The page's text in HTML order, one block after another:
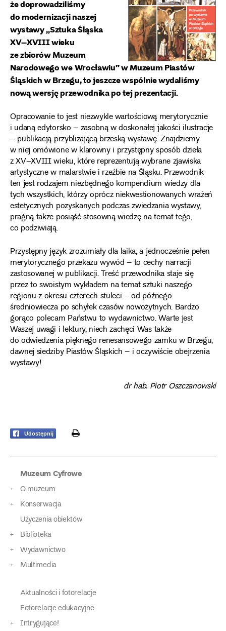
że doprowadziliśmy
do modernizacji naszej
wystawy „Sztuka Śląska
XV–XVIII wieku
ze zbiorów Muzeum
Narodowego we Wrocławiu” w Muzeum Piastów
Śląskich w Brzegu, to jeszcze wspólnie wydaliśmy
nową wersję przewodnika po tej prezentacji.
Opracowanie to jest niezwykle wartościową merytorycznie
i udaną edytorsko – zasobną w doskonałej jakości ilustracje
– publikacją przybliżającą brzeską wystawę. Znajdziemy
w niej omówione w klarowny i przystępny sposób dzieła
z XV–XVIII wieku, które reprezentują wybrane zjawiska
artystyczne w malarstwie i rzeźbie na Śląsku. Przewodnik
ten jest rodzajem niezbędnego kompendium wiedzy dla
tych wszystkich, którzy oprócz niekwestionowanych wrażeń
estetycznych pozyskanych podczas zwiedzania wystawy,
pragną także posiąść stosowną wiedzę na temat tego,
co podziwiają.
Przystępny język zrozumiały dla laika, a jednocześnie pełen
merytorycznego przekazu wywód – to cechy narracji
zastosowanej w publikacji. Treść przewodnika staje się
przez to swoistym wykładem na temat sztuki naszego
regionu z okresu czterech stuleci – od późnego
średniowiecza po schyłek czasów nowożytnych. Bardzo
gorąco polecam Państwu to wydawnictwo. Warte jest
Waszej uwagi i lektury, niech zachęci Was także
do odwiedzenia pięknego renesansowego zamku w Brzegu,
dawnej siedziby Piastów Śląskich – i oczywiście obejrzenia
wystawy!
dr hab. Piotr Oszczanowski
Udostępnij print
Muzeum Cyfrowe
O muzeum
Konserwacja
Użyczenia obiektów
Biblioteka
Wydawnictwo
Multimedia
Aktualności i fotorelacje
Fotorelacje edukacyjne
Intrygujące!